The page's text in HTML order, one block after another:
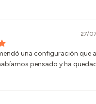
que al
ha quedado
La
de